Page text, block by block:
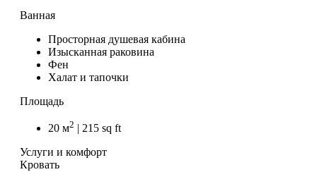
Ванная
Просторная душевая кабина
Изысканная раковина
Фен
Халат и тапочки
Площадь
20 м2 | 215 sq ft
Услуги и комфорт
Кровать